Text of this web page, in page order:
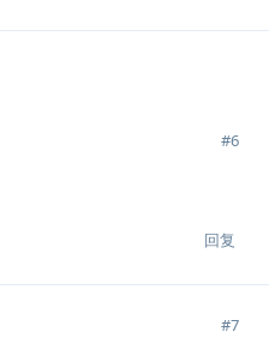
#6
回复
#7